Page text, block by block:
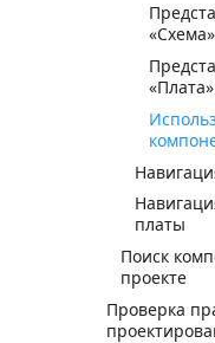
«Схема»
«Плата»
платы
Поиск
проекте
Проверка